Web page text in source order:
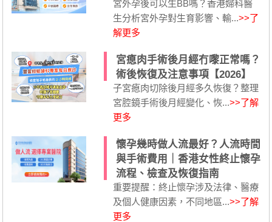
宮外孕後可以生BB嗎？香港婦科醫
生分析宮外孕對生育影響、輸...>>了
解更多
宮瘜肉手術後月經冇嚟正常嗎？
術後恢復及注意事項【2026】
子宮瘜肉切除後月經多久恢復？整理
宮腔鏡手術後月經變化、恢...>>了解
更多
懷孕幾時做人流最好？人流時間
與手術費用｜香港女性終止懷孕
流程、檢查及恢復指南
重要提醒：終止懷孕涉及法律、醫療
及個人健康因素，不同地區...>>了解
更多